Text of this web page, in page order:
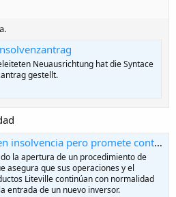
Neuausrichtung hat die Syntace
gestellt.
promete continuidad total y un futuro asegurado para Liteville
la apertura de un procedimiento de
asegura que sus operaciones y el
Liteville continúan con normalidad
entrada de un nuevo inversor.